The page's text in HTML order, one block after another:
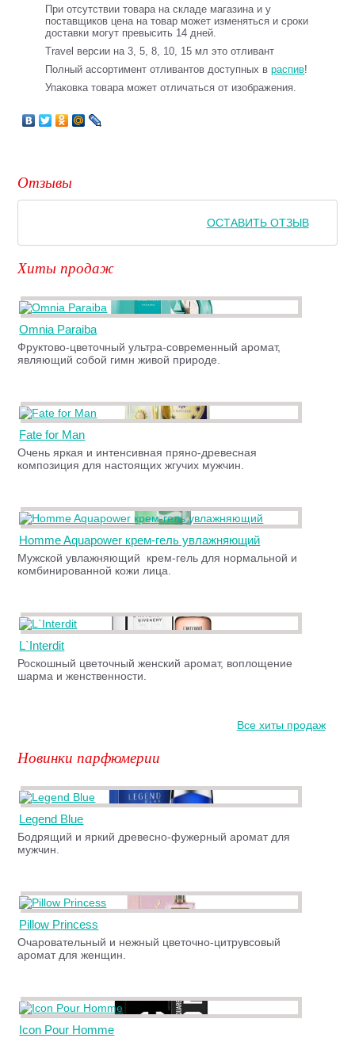
При отсутствии товара на складе магазина и у
поставщиков цена на товар может изменяться и сроки
доставки могут превысить 14 дней.
Travel версии на 3, 5, 8, 10, 15 мл это отливант
Полный ассортимент отливантов доступных враспив!
Упаковка товара может отличаться от изображения.
Отзывы
ОСТАВИТЬ ОТЗЫВ
Хиты продаж
Omnia Paraiba
Фруктово-цветочный ультра-современный аромат,
являющий собой гимн живой природе.
Fate for Man
Очень яркая и интенсивная пряно-древесная
композиция для настоящих жгучих мужчин.
Homme Aquapower крем-гель увлажняющий
Мужской увлажняющий крем-гель для нормальной и
комбинированной кожи лица.
L`Interdit
Роскошный цветочный женский аромат, воплощение
шарма и женственности.
Все хиты продаж
Новинки парфюмерии
Legend Blue
Бодрящий и яркий древесно-фужерный аромат для
мужчин.
Pillow Princess
Очаровательный и нежный цветочно-цитрувсовый
аромат для женщин.
Icon Pour Homme